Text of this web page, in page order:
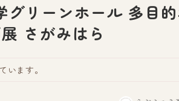
グリーンホール 多目
さがみはら
います。